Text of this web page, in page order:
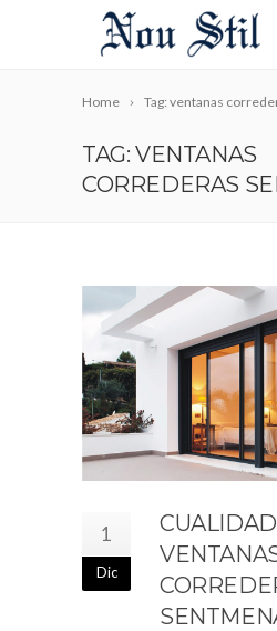
Home Tag: ventanas
TAG: VENTANAS
CORREDERAS
1
Dic